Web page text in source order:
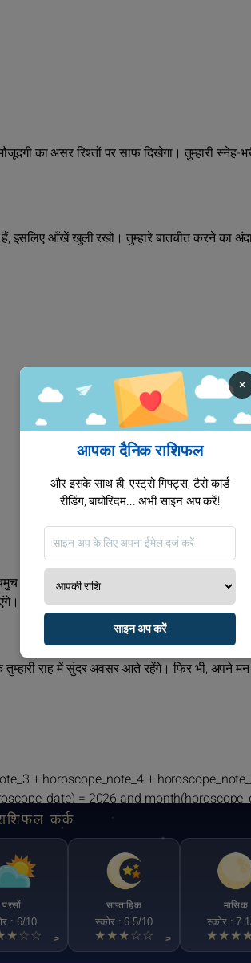
का असर रिश्तों पर साफ दिखेगा। तुम्‍हारी स्नेह-
आँखें खुली रखो। तुम्हारे बातचीत करने का
प्रभावशाली रहेगी। लेकिन 25 नवंबर से पहले जो
राह में सुंदर अवसर आते रहेंगे। फिर भी, अपने
+ horoscope_note_4 +
= 2026 and
कर्क
परसों
: 6/10
>
साप्ताहिक
स्कोर : 6.5/10
★★★☆☆ >
मासिक
स्कोर :
×
आपका दैनिक राशिफल
और इसके साथ ही, एस्ट्रो गिफ्ट्स, टैरो कार्ड
रीडिंग, बायोरिदम... अभी साइन अप करें!
साइन अप करें